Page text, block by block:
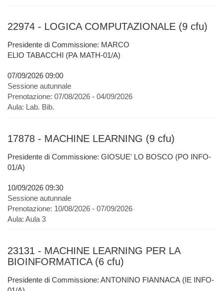
22974 - LOGICA COMPUTAZIONALE (9 cfu)
Presidente di Commissione: MARCO
ELIO TABACCHI (PA MATH-01/A)
07/09/2026 09:00
Sessione autunnale
Prenotazione: 07/08/2026 - 04/09/2026
Aula: Lab. Bib.
17878 - MACHINE LEARNING (9 cfu)
Presidente di Commissione: GIOSUE' LO BOSCO (PO INFO-
01/A)
10/09/2026 09:30
Sessione autunnale
Prenotazione: 10/08/2026 - 07/09/2026
Aula: Aula 3
23131 - MACHINE LEARNING PER LA
BIOINFORMATICA (6 cfu)
Presidente di Commissione: ANTONINO FIANNACA (IE INFO-